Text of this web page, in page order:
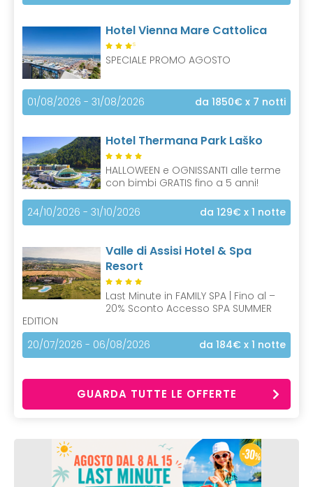
Hotel Vienna Mare Cattolica
S
SPECIALE PROMO AGOSTO
01/08/2026 - 31/08/2026 da 1850€ x 7 notti
Hotel Thermana Park Laško
HALLOWEEN e OGNISSANTI alle terme
con bimbi GRATIS fino a 5 anni!
24/10/2026 - 31/10/2026 da 129€ x 1 notte
Valle di Assisi Hotel & Spa
Resort
Last Minute in FAMILY SPA | Fino al –
20% Sconto Accesso SPA SUMMER
EDITION
20/07/2026 - 06/08/2026
da 184€ x 1 notte
GUARDA TUTTE LE OFFERTE